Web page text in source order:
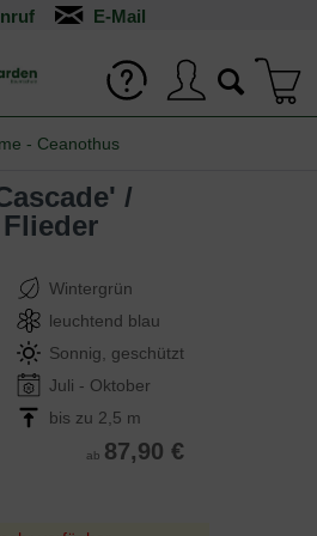
- Ceanothus
Wintergrün
leuchtend blau
Sonnig, geschützt
Juli - Oktober
bis zu 2,5 m
ab 87,90 €